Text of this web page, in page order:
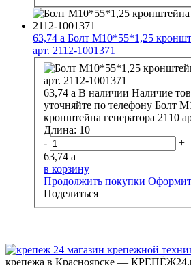
63,74 a Болт М10*55*1,25
арт. 2112-1001371
63,74 a В наличии Наличие
уточняйте по телефону Болт
Длина: 10
-
+
63,74 a
в корзину
Продолжить покупки
Поделиться
крепежа в Красноярске —